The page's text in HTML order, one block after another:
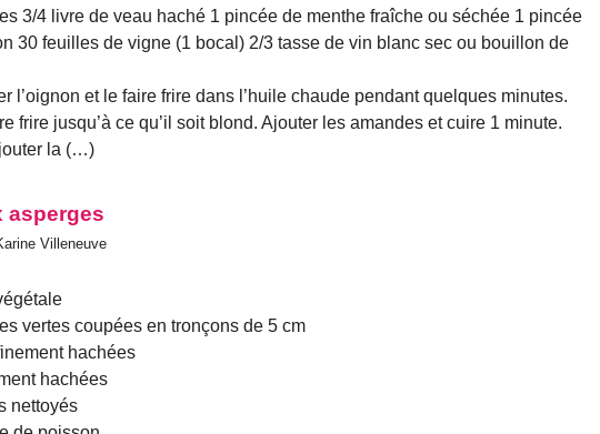
3/4 livre de veau haché 1 pincée de menthe fraîche ou séchée 1 pincée
30 feuilles de vigne (1 bocal) 2/3 tasse de vin blanc sec ou bouillon de
l’oignon et le faire frire dans l’huile chaude pendant quelques minutes.
frire jusqu’à ce qu’il soit blond. Ajouter les amandes et cuire 1 minute.
la (…)
asperges
Villeneuve
vertes coupées en tronçons de 5 cm
hachées
hachées
nettoyés